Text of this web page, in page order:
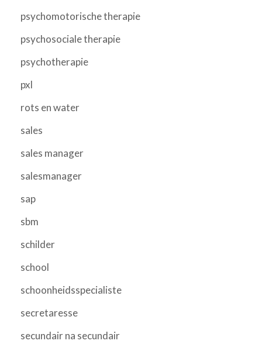
psychomotorische therapie
psychosociale therapie
psychotherapie
pxl
rots en water
sales
sales manager
salesmanager
sap
sbm
schilder
school
schoonheidsspecialiste
secretaresse
secundair na secundair